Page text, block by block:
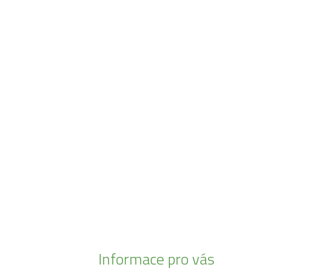
Informace pro vás